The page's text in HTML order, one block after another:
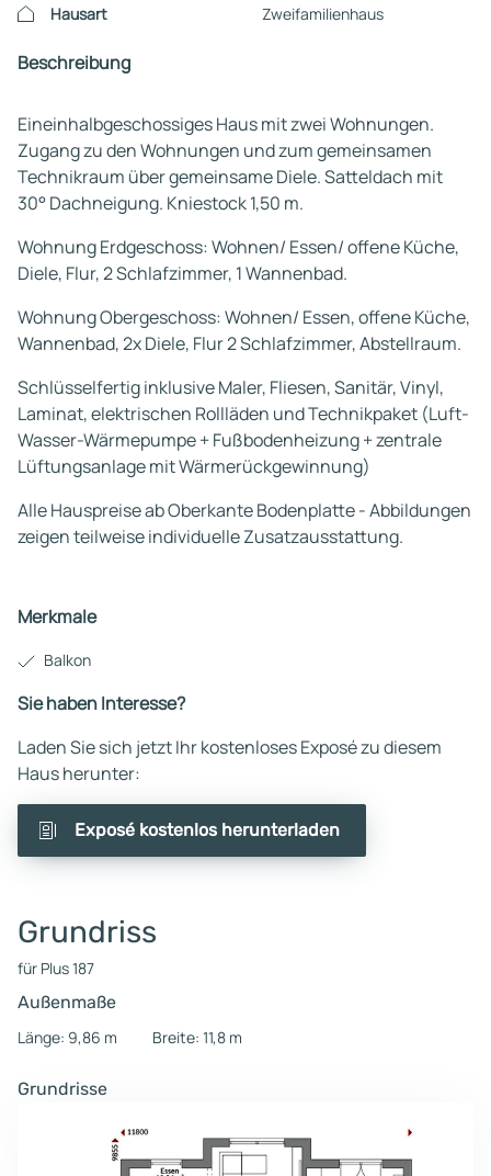
Hausart
Zweifamilienhaus
Beschreibung
Eineinhalbgeschossiges Haus mit zwei Wohnungen.
Zugang zu den Wohnungen und zum gemeinsamen
Technikraum über gemeinsame Diele. Satteldach mit
30° Dachneigung. Kniestock 1,50 m.
Wohnung Erdgeschoss: Wohnen/ Essen/ offene Küche,
Diele, Flur, 2 Schlafzimmer, 1 Wannenbad.
Wohnung Obergeschoss: Wohnen/ Essen, offene Küche,
Wannenbad, 2x Diele, Flur 2 Schlafzimmer, Abstellraum.
Schlüsselfertig inklusive Maler, Fliesen, Sanitär, Vinyl,
Laminat, elektrischen Rollläden und Technikpaket (Luft-
Wasser-Wärmepumpe + Fußbodenheizung + zentrale
Lüftungsanlage mit Wärmerückgewinnung)
Alle Hauspreise ab Oberkante Bodenplatte - Abbildungen
zeigen teilweise individuelle Zusatzausstattung.
Merkmale
Balkon
Sie haben Interesse?
Laden Sie sich jetzt Ihr kostenloses Exposé zu diesem
Haus herunter:
Exposé kostenlos herunterladen
Grundriss
für Plus 187
Außenmaße
Länge: 9,86 m
Breite: 11,8 m
Grundrisse